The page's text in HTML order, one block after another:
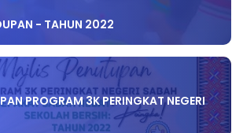
- TAHUN 2022
PROGRAM 3K PERINGKAT NEGERI